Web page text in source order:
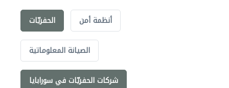
الحفريّات أنظمة أمن
الصيانة المعلوماتية
شركات الحفريّات في سورابايا